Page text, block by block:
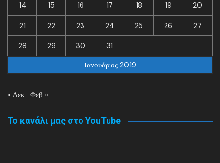
Ιανουάριος 2019
14 15 16 17 18 19 20
21 22 23 24 25 26 27
28 29 30 31
« Δεκ Φεβ »
Το κανάλι μας στο YouTube